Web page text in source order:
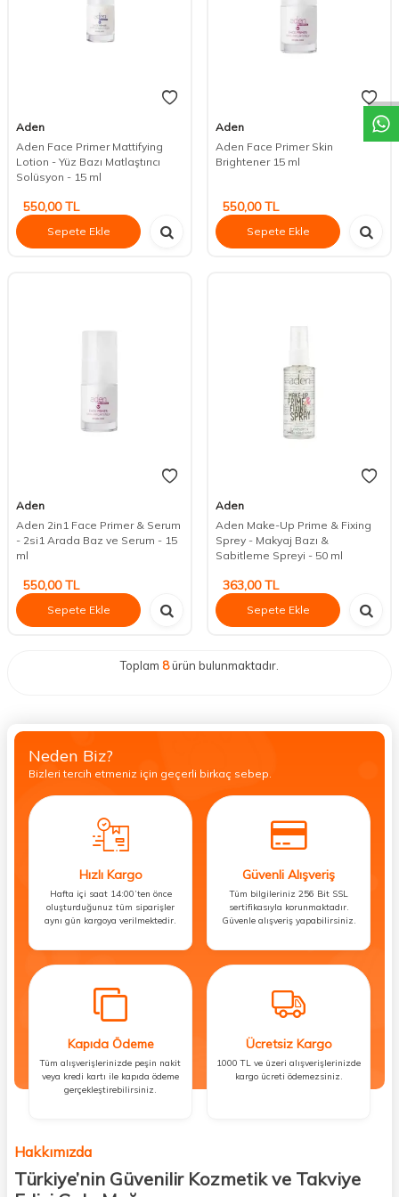
DESTEK
Aden
Aden Face Primer Mattifying
Lotion - Yüz Bazı Matlaştırıcı
Solüsyon - 15 ml
550,00TL
Sepete Ekle
Aden
Aden Face Primer Skin
Brightener 15 ml
550,00TL
Sepete Ekle
Aden
Aden 2in1 Face Primer & Serum
- 2si1 Arada Baz ve Serum - 15
ml
550,00TL
Sepete Ekle
Aden
Aden Make-Up Prime & Fixing
Sprey - Makyaj Bazı &
Sabitleme Spreyi - 50 ml
363,00TL
Sepete Ekle
Toplam 8ürün bulunmaktadır.
Neden Biz?
Bizleri tercih etmeniz için geçerli birkaç sebep.
Hızlı Kargo
Hafta içi saat 14:00’ten önce
oluşturduğunuz tüm siparişler
aynı gün kargoya verilmektedir.
Güvenli Alışveriş
Tüm bilgileriniz 256 Bit SSL
sertifikasıyla korunmaktadır.
Güvenle alışveriş yapabilirsiniz.
Kapıda Ödeme
Tüm alışverişlerinizde peşin nakit
veya kredi kartı ile kapıda ödeme
gerçekleştirebilirsiniz.
Ücretsiz Kargo
1000 TL ve üzeri alışverişlerinizde
kargo ücreti ödemezsiniz.
Hakkımızda
Türkiye’nin Güvenilir Kozmetik ve Takviye